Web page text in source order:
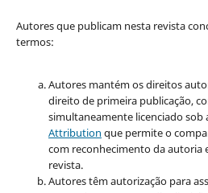
Autores que publicam nesta revista
termos:
Autores mantém os direitos
direito de primeira publicação,
simultaneamente licenciado sob
Attribution que permite o
com reconhecimento da autoria
revista.
Autores têm autorização para